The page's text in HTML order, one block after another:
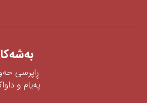
ڕاپرسی‌
په‌یام و